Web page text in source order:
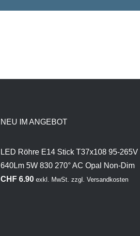
NEU IM ANGEBOT
LED Röhre E14 Stick T37x108 95-265V
640Lm 5W 830 270° AC Opal Non-Dim
CHF6.90 exkl. MwSt. zzgl. Versandkosten